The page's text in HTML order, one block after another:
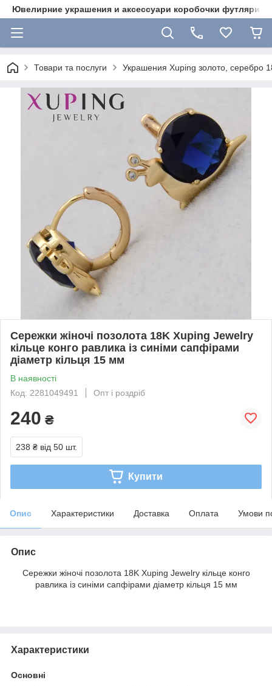
Ювелирние украшения и аксессуари коробочки футляри
Товари та послуги Украшения Xuping золото, серебро
Сережки жіночі позолота 18K Xuping Jewelry
кільце конго равлика із синіми сапфірами
діаметр кільця 15 мм
В наявності
Код: 2281049491
Опт і роздріб
240 ₴
238 ₴ від 50 шт.
Купити
Опис Характеристики Доставка Оплата Умови
Опис
Сережки жіночі позолота 18K Xuping Jewelry кільце конго
равлика із синіми сапфірами діаметр кільця 15 мм
Характеристики
Основні